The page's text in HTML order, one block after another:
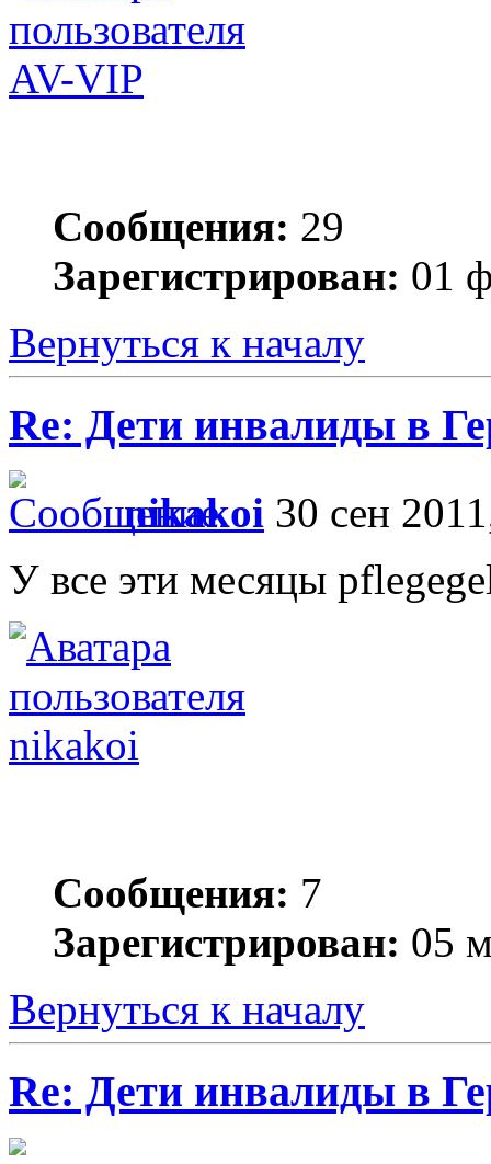
AV-VIP
Сообщения: 29
Зарегистрирован: 01
Вернуться к началу
Re: Дети инвалиды в
nikakoi 30 сен
У все эти месяцы
nikakoi
Сообщения: 7
Зарегистрирован: 05
Вернуться к началу
Re: Дети инвалиды в